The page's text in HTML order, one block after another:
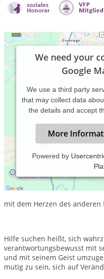
We need your
Google
We use a third party
that may collect data
the details and accept
More
Powered by
"Mit den Augen des anderen
mit den Ohren des anderen
mit dem Herzen des
Hilfe suchen heißt, sich
verantwortungsbewusst mit
und mit seinem Geist
mutig zu sein, sich auf